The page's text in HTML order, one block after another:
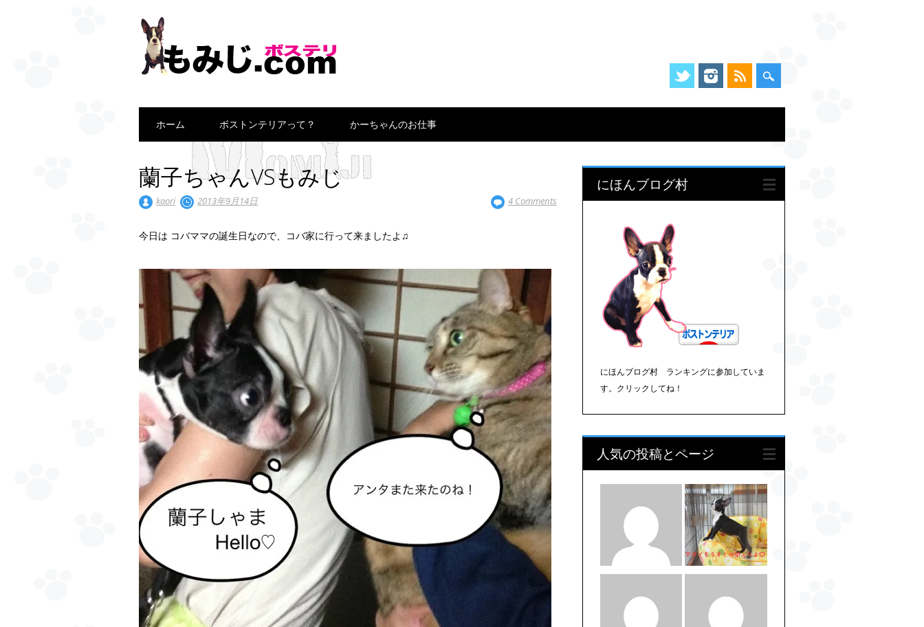
Main menu
ホーム ボストンテリアって？ かーちゃんのお仕事
蘭子ちゃんVSもみじ
kaori 2013年9月14日 4 Comments
今日は コバママの誕生日なので、コバ家に行って来ましたよ♫
にほんブログ村
にほんブログ村 ランキングに参加していま
す。クリックしてね！
人気の投稿とページ